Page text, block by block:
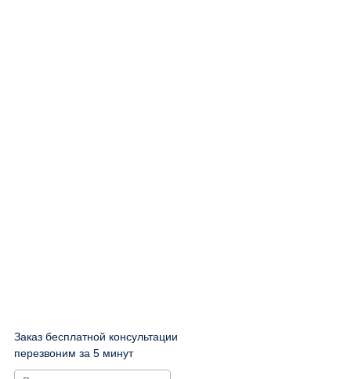
Заказ бесплатной консультации
перезвоним за 5 минут